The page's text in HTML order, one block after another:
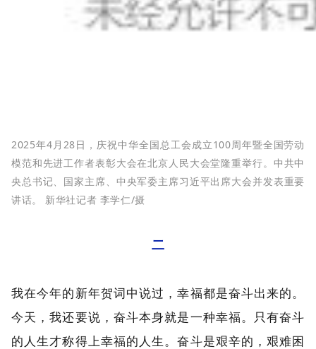
2025年4月28日，庆祝中华全国总工会成立100周年暨全国劳动
模范和先进工作者表彰大会在北京人民大会堂隆重举行。中共中
央总书记、国家主席、中央军委主席习近平出席大会并发表重要
讲话。 新华社记者 李学仁/摄
二
我在今年的新年贺词中说过，幸福都是奋斗出来的。
今天，我还要说，奋斗本身就是一种幸福。只有奋斗
的人生才称得上幸福的人生。奋斗是艰辛的，艰难困